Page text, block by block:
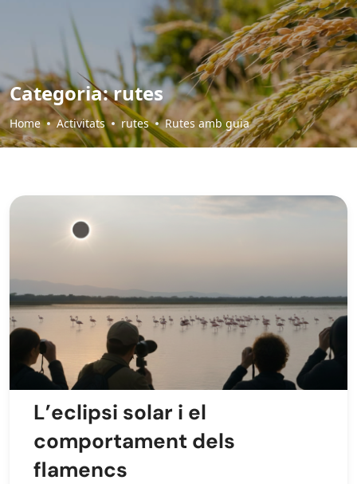
Categoria:rutes
Home Activitats rutes Rutes amb guia
L’eclipsi solar i el
comportament dels
flamencs